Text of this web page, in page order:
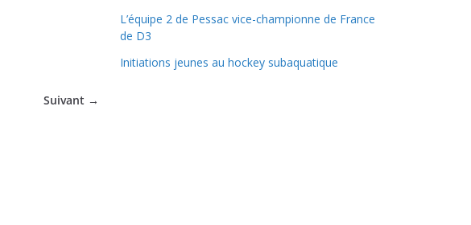
Suivant →
L’équipe 2 de Pessac vice-championne de France
de D3
Initiations jeunes au hockey subaquatique